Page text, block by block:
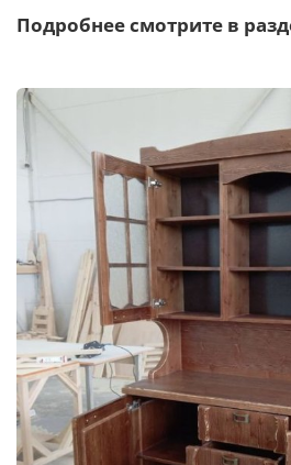
Подробнее смотрите в